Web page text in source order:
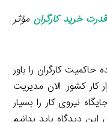
خرید کارگرانمؤثر
حاکمیت کارگران را باور
کار کشور. الان مدیریت
نیروی کار را بسیار